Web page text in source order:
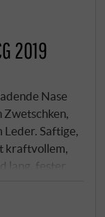
2019
Nase
Zwetschken,
Leder. Saftige,
kraftvollem,
lang, fester
Spitzenjahr